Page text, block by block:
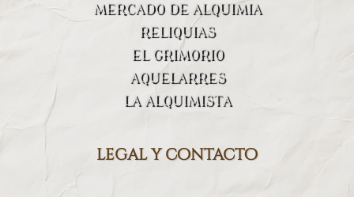
MERCADO DE ALQUIMIA
RELIQUIAS
EL GRIMORIO
AQUELARRES
LA ALQUIMISTA
legal y contacto